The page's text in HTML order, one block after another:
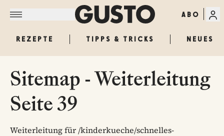
ABO
REZEPTE TIPPS & TRICKS NEUES
Sitemap - Weiterleitung
Seite 39
Weiterleitung für /kinderkueche/schnelles-